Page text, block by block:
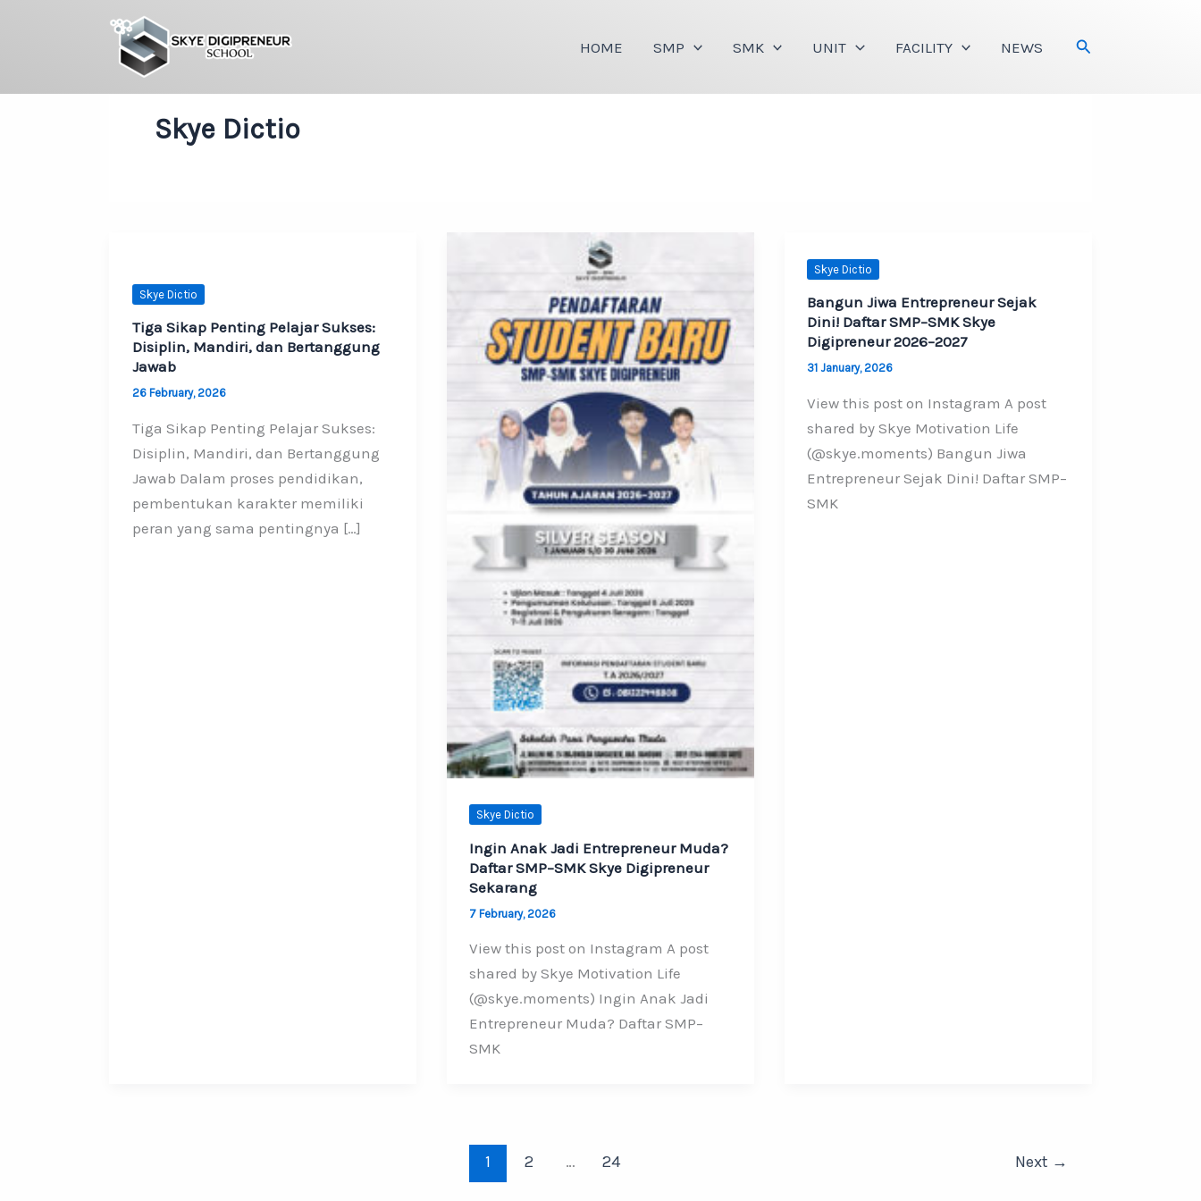
HOME SMP SMK UNIT FACILITY NEWS Search
Skye Dictio
Skye Dictio
Tiga Sikap Penting Pelajar Sukses:
Disiplin, Mandiri, dan Bertanggung
Jawab
26 February, 2026
Tiga Sikap Penting Pelajar Sukses:
Disiplin, Mandiri, dan Bertanggung
Jawab Dalam proses pendidikan,
pembentukan karakter memiliki
peran yang sama pentingnya […]
Skye Dictio
Ingin Anak Jadi Entrepreneur Muda?
Daftar SMP–SMK Skye Digipreneur
Sekarang
7 February, 2026
View this post on Instagram A post
shared by Skye Motivation Life
(@skye.moments) Ingin Anak Jadi
Entrepreneur Muda? Daftar SMP–
SMK
Skye Dictio
Bangun Jiwa Entrepreneur Sejak
Dini! Daftar SMP–SMK Skye
Digipreneur 2026–2027
31 January, 2026
View this post on Instagram A post
shared by Skye Motivation Life
(@skye.moments) Bangun Jiwa
Entrepreneur Sejak Dini! Daftar SMP–
SMK
1 2 … 24 Next →